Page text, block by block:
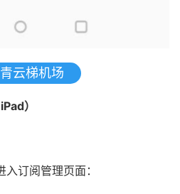
青云梯机场
）
订阅管理页面：